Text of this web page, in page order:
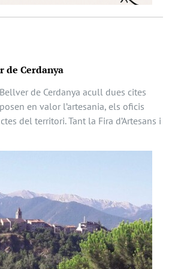
de Cerdanya
de Cerdanya acull dues cites
en valor l’artesania, els oficis
del territori. Tant la Fira d’Artesans i